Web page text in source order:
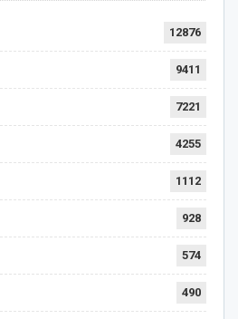
12876
9411
7221
4255
1112
928
574
490